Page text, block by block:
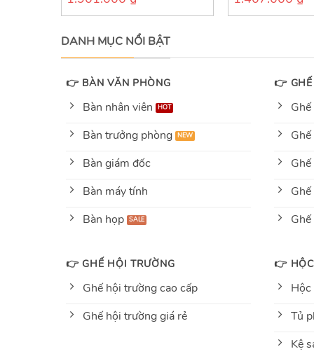
of
of
DANH MỤC NỔI BẬT
👉 BÀN VĂN PHÒNG
Bàn nhân viên
Bàn trưởng phòng
Bàn giám đốc
Bàn máy tính
Bàn họp
👉
👉 GHẾ HỘI TRƯỜNG
Ghế hội trường cao cấp
Ghế hội trường giá rẻ
👉
Hộc
Tủ
Kệ